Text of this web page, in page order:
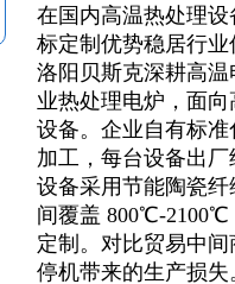
在国内高温热处理设
标定制优势稳居行业
洛阳贝斯克深耕高温
业热处理电炉，面
设备。企业自有标
加工，每台设备出厂
设备采用节能陶瓷
间覆盖 800℃-2100℃
定制。对比贸易中
停机带来的生产损失